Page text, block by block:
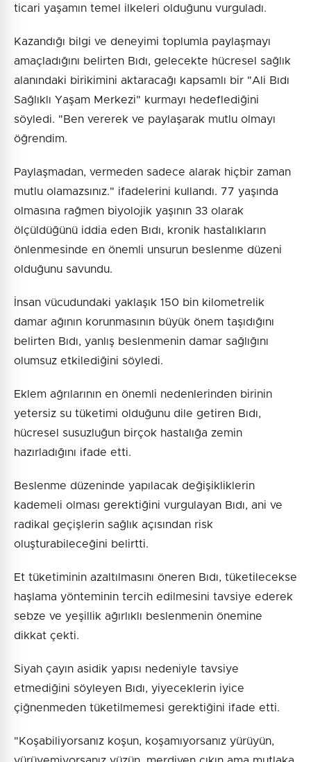
ticari yaşamın temel ilkeleri olduğunu vurguladı.
Kazandığı bilgi ve deneyimi toplumla paylaşmayı
amaçladığını belirten Bıdı, gelecekte hücresel sağlık
alanındaki birikimini aktaracağı kapsamlı bir "Ali Bıdı
Sağlıklı Yaşam Merkezi" kurmayı hedeflediğini
söyledi. "Ben vererek ve paylaşarak mutlu olmayı
öğrendim.
Paylaşmadan, vermeden sadece alarak hiçbir zaman
mutlu olamazsınız." ifadelerini kullandı. 77 yaşında
olmasına rağmen biyolojik yaşının 33 olarak
ölçüldüğünü iddia eden Bıdı, kronik hastalıkların
önlenmesinde en önemli unsurun beslenme düzeni
olduğunu savundu.
İnsan vücudundaki yaklaşık 150 bin kilometrelik
damar ağının korunmasının büyük önem taşıdığını
belirten Bıdı, yanlış beslenmenin damar sağlığını
olumsuz etkilediğini söyledi.
Eklem ağrılarının en önemli nedenlerinden birinin
yetersiz su tüketimi olduğunu dile getiren Bıdı,
hücresel susuzluğun birçok hastalığa zemin
hazırladığını ifade etti.
Beslenme düzeninde yapılacak değişikliklerin
kademeli olması gerektiğini vurgulayan Bıdı, ani ve
radikal geçişlerin sağlık açısından risk
oluşturabileceğini belirtti.
Et tüketiminin azaltılmasını öneren Bıdı, tüketilecekse
haşlama yönteminin tercih edilmesini tavsiye ederek
sebze ve yeşillik ağırlıklı beslenmenin önemine
dikkat çekti.
Siyah çayın asidik yapısı nedeniyle tavsiye
etmediğini söyleyen Bıdı, yiyeceklerin iyice
çiğnenmeden tüketilmemesi gerektiğini ifade etti.
"Koşabiliyorsanız koşun, koşamıyorsanız yürüyün,